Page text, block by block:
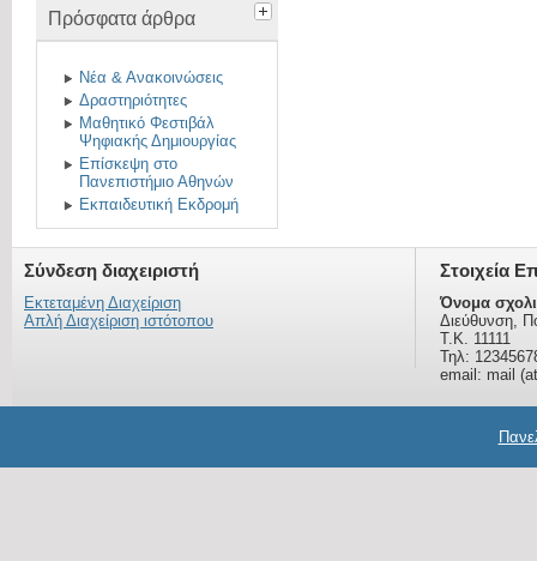
Πρόσφατα άρθρα
Νέα & Ανακοινώσεις
Δραστηριότητες
Μαθητικό Φεστιβάλ
Ψηφιακής Δημιουργίας
Επίσκεψη στο
Πανεπιστήμιο Αθηνών
Εκπαιδευτική Εκδρομή
Σύνδεση διαχειριστή
Εκτεταμένη Διαχείριση
Απλή Διαχείριση ιστότοπου
Στοιχεία
Όνομα
Διεύθυνση,
Τ.Κ. 11111
Τηλ:
email: mail